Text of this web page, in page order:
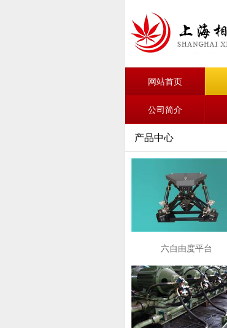
网站首页
公司简介
产品中心
六自由度平台